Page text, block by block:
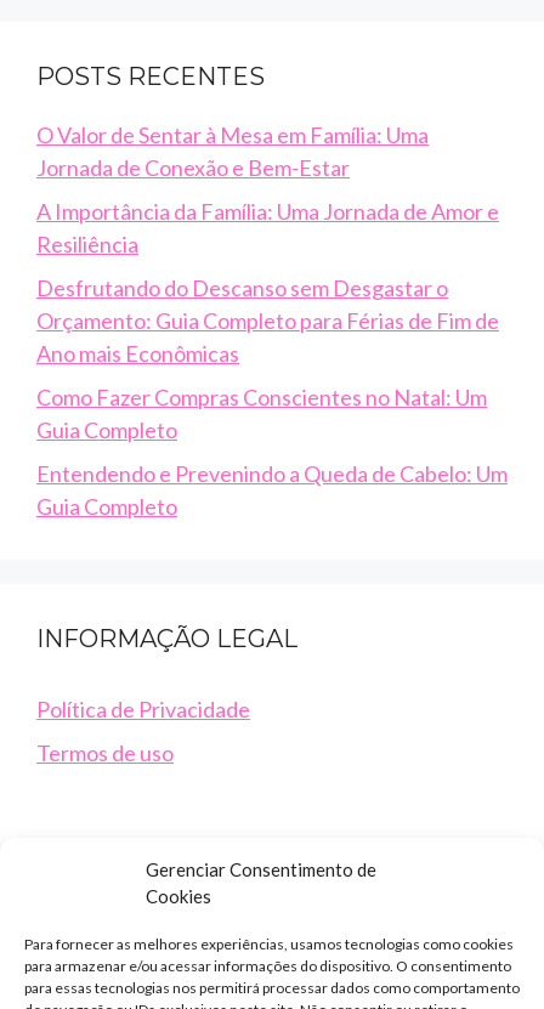
Gerenciar Consentimento de
Cookies
Para fornecer as melhores experiências, usamos tecnologias como cookies
para armazenar e/ou acessar informações do dispositivo. O consentimento
para essas tecnologias nos permitirá processar dados como comportamento
POSTS RECENTES
O Valor de Sentar à Mesa em Família: Uma
Jornada de Conexão e Bem-Estar
A Importância da Família: Uma Jornada de Amor e
Resiliência
Desfrutando do Descanso sem Desgastar o
Orçamento: Guia Completo para Férias de Fim de
Ano mais Econômicas
Como Fazer Compras Conscientes no Natal: Um
Guia Completo
Entendendo e Prevenindo a Queda de Cabelo: Um
Guia Completo
INFORMAÇÃO LEGAL
Política de Privacidade
Termos de uso